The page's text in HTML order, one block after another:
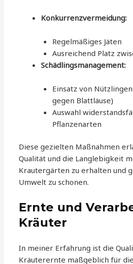
Konkurrenzvermeidung:
Regelmäßiges Jäten
Ausreichend Platz
Schädlingsmanagement:
Einsatz von
gegen Blattläuse)
Auswahl
Pflanzenarten
Diese gezielten Maßnahmen
Qualität und die Langlebigkeit
Krautergärten zu erhalten und
Umwelt zu schonen.
Ernte und
Kräuter
In meiner Erfahrung ist die
Kräuterernte maßgeblich für